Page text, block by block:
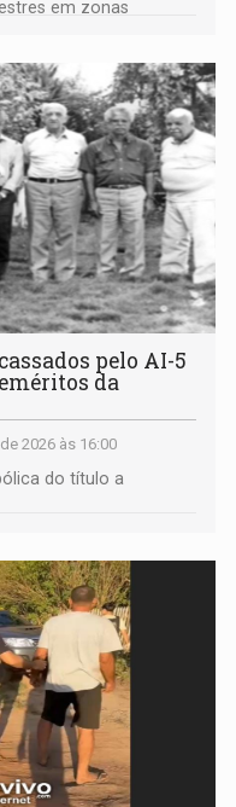
em zonas
pelo AI-5
da
2026 às 16:00
do título a